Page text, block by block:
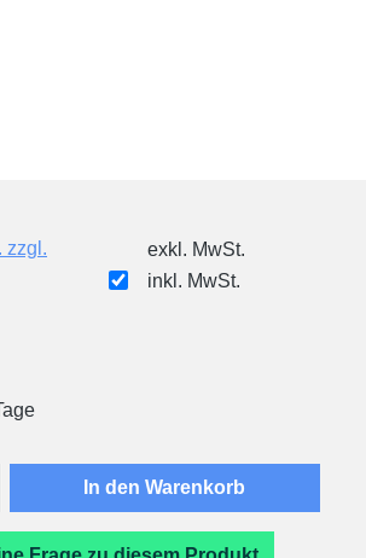
zzgl.
exkl. MwSt.
inkl. MwSt.
Gib den gewünschten
In den Warenkorb